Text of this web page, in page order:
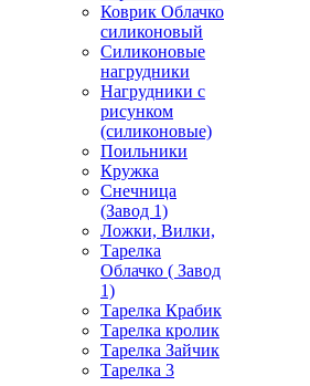
Коврик Облачко
силиконовый
Силиконовые
нагрудники
Нагрудники с
рисунком
(силиконовые)
Поильники
Кружка
Снечница
(Завод 1)
Ложки, Вилки,
Тарелка
Облачко ( Завод
1)
Тарелка Крабик
Тарелка кролик
Тарелка Зайчик
Тарелка 3